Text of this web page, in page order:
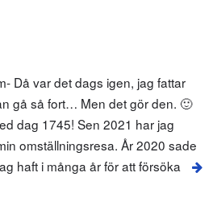
Då var det dags igen, jag fattar
gå så fort… Men det gör den. 🙂
dag 1745! Sen 2021 har jag
omställningsresa. År 2020 sade
haft i många år för att försöka